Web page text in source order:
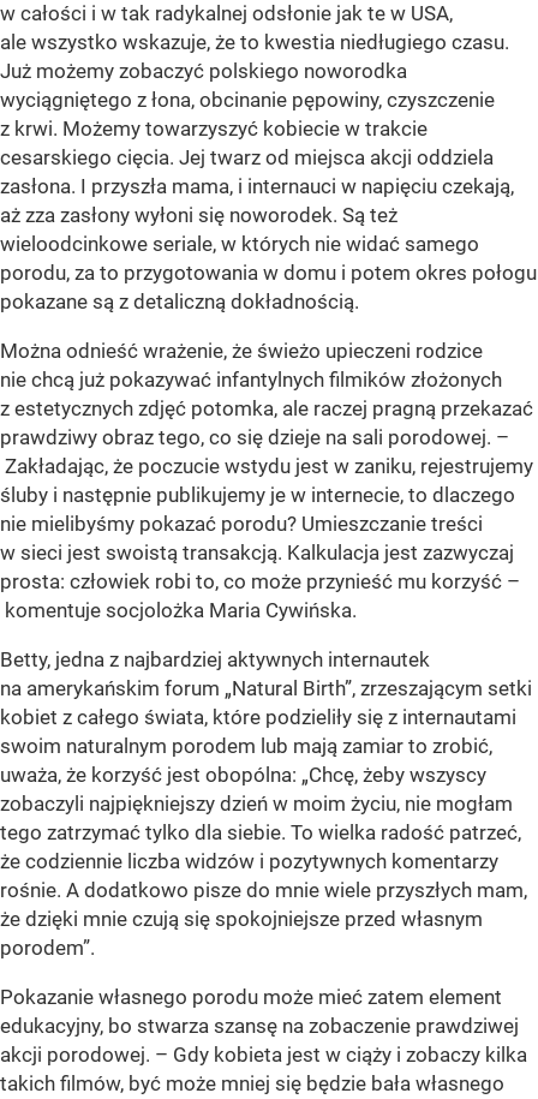
w całości i w tak radykalnej odsłonie jak te w USA,
ale wszystko wskazuje, że to kwestia niedługiego czasu.
Już możemy zobaczyć polskiego noworodka
wyciągniętego z łona, obcinanie pępowiny, czyszczenie
z krwi. Możemy towarzyszyć kobiecie w trakcie
cesarskiego cięcia. Jej twarz od miejsca akcji oddziela
zasłona. I przyszła mama, i internauci w napięciu czekają,
aż zza zasłony wyłoni się noworodek. Są też
wieloodcinkowe seriale, w których nie widać samego
porodu, za to przygotowania w domu i potem okres połogu
pokazane są z detaliczną dokładnością.
Można odnieść wrażenie, że świeżo upieczeni rodzice
nie chcą już pokazywać infantylnych filmików złożonych
z estetycznych zdjęć potomka, ale raczej pragną przekazać
prawdziwy obraz tego, co się dzieje na sali porodowej. –
Zakładając, że poczucie wstydu jest w zaniku, rejestrujemy
śluby i następnie publikujemy je w internecie, to dlaczego
nie mielibyśmy pokazać porodu? Umieszczanie treści
w sieci jest swoistą transakcją. Kalkulacja jest zazwyczaj
prosta: człowiek robi to, co może przynieść mu korzyść –
komentuje socjolożka Maria Cywińska.
Betty, jedna z najbardziej aktywnych internautek
na amerykańskim forum „Natural Birth”, zrzeszającym setki
kobiet z całego świata, które podzieliły się z internautami
swoim naturalnym porodem lub mają zamiar to zrobić,
uważa, że korzyść jest obopólna: „Chcę, żeby wszyscy
zobaczyli najpiękniejszy dzień w moim życiu, nie mogłam
tego zatrzymać tylko dla siebie. To wielka radość patrzeć,
że codziennie liczba widzów i pozytywnych komentarzy
rośnie. A dodatkowo pisze do mnie wiele przyszłych mam,
że dzięki mnie czują się spokojniejsze przed własnym
porodem”.
Pokazanie własnego porodu może mieć zatem element
edukacyjny, bo stwarza szansę na zobaczenie prawdziwej
akcji porodowej. – Gdy kobieta jest w ciąży i zobaczy kilka
takich filmów, być może mniej się będzie bała własnego